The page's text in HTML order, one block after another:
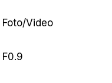
Foto/Video
F0.9